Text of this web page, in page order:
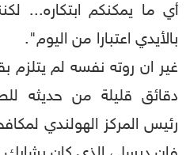
أي ما يمكنكم ابتكاره...
بالأيدي اعتبارا من اليوم".
غير ان روته نفسه لم يتلزم
دقائق قليلة من حديثه
رئيس المركز الهولندي